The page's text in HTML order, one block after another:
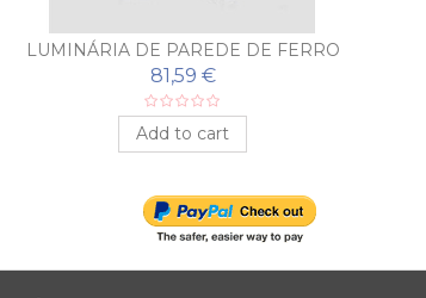
LUMINÁRIA DE PAREDE DE FERRO
FORJADO CÍRCULOS
81,59 €
Add to cart